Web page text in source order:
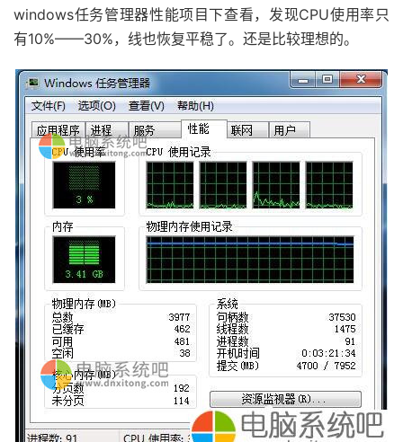
windows任务管理器性能项目下查看，发现CPU使用率只
有10%——30%，线也恢复平稳了。还是比较理想的。